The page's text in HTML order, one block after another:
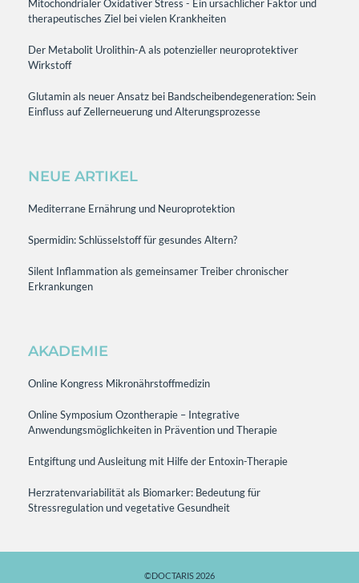
Mitochondrialer Oxidativer Stress - Ein ursächlicher Faktor und
therapeutisches Ziel bei vielen Krankheiten
Der Metabolit Urolithin-A als potenzieller neuroprotektiver
Wirkstoff
Glutamin als neuer Ansatz bei Bandscheibendegeneration: Sein
Einfluss auf Zellerneuerung und Alterungsprozesse
NEUE ARTIKEL
Mediterrane Ernährung und Neuroprotektion
Spermidin: Schlüsselstoff für gesundes Altern?
Silent Inflammation als gemeinsamer Treiber chronischer
Erkrankungen
AKADEMIE
Online Kongress Mikronährstoffmedizin
Online Symposium Ozontherapie – Integrative
Anwendungsmöglichkeiten in Prävention und Therapie
Entgiftung und Ausleitung mit Hilfe der Entoxin-Therapie
Herzratenvariabilität als Biomarker: Bedeutung für
Stressregulation und vegetative Gesundheit
©DOCTARIS 2026